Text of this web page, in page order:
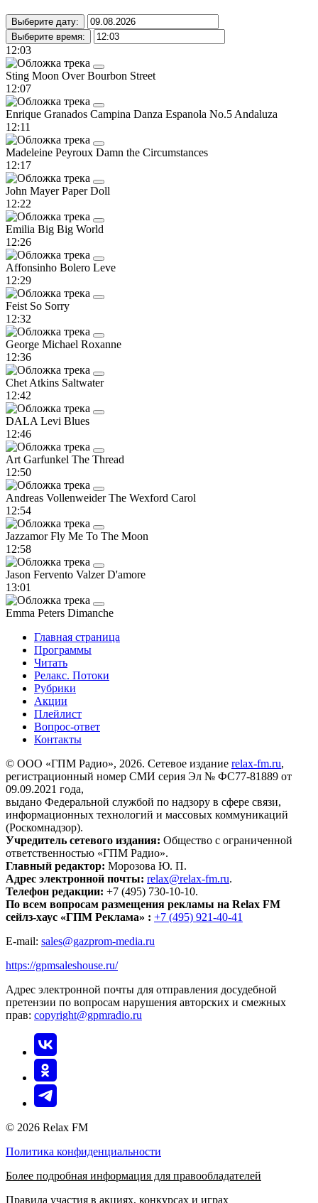
Выберите дату:
Выберите время:
12:03
Sting Moon Over Bourbon Street
12:07
Enrique Granados Campina Danza Espanola No.5 Andaluza
12:11
Madeleine Peyroux Damn the Circumstances
12:17
John MayerPaper Doll
12:22
Emilia Big Big World
12:26
Affonsinho Bolero Leve
12:29
Feist So Sorry
12:32
George Michael Roxanne
12:36
Chet Atkins Saltwater
12:42
DALA Levi Blues
12:46
Art Garfunkel The Thread
12:50
Andreas VollenweiderThe Wexford Carol
12:54
JazzamorFly Me To The Moon
12:58
Jason Fervento Valzer D'amore
13:01
Emma Peters Dimanche
Главная страница
Программы
Читать
Релакс. Потоки
Рубрики
Акции
Плейлист
Вопрос-ответ
Контакты
© ООО «ГПМ Радио», 2026. Сетевое издание relax-fm.ru,
регистрационный номер СМИ серия Эл № ФС77-81889 от
09.09.2021 года,
выдано Федеральной службой по надзору в сфере связи,
информационных технологий и массовых коммуникаций
(Роскомнадзор).
Учредитель сетевого издания: Общество с ограниченной
ответственностью «ГПМ Радио».
Главный редактор: Морозова Ю. П.
Адрес электронной почты: relax@relax-fm.ru.
Телефон редакции: +7 (495) 730-10-10.
По всем вопросам размещения рекламы на Relax FM
сейлз-хаус «ГПМ Реклама» : +7 (495) 921-40-41
E-mail: sales@gazprom-media.ru
https://gpmsaleshouse.ru/
Адрес электронной почты для отправления досудебной
претензии по вопросам нарушения авторских и смежных
прав: copyright@gpmradio.ru
© 2026 Relax FM
Политика конфиденциальности
Более подробная информация для правообладателей
Правила участия в акциях, конкурсах и играх